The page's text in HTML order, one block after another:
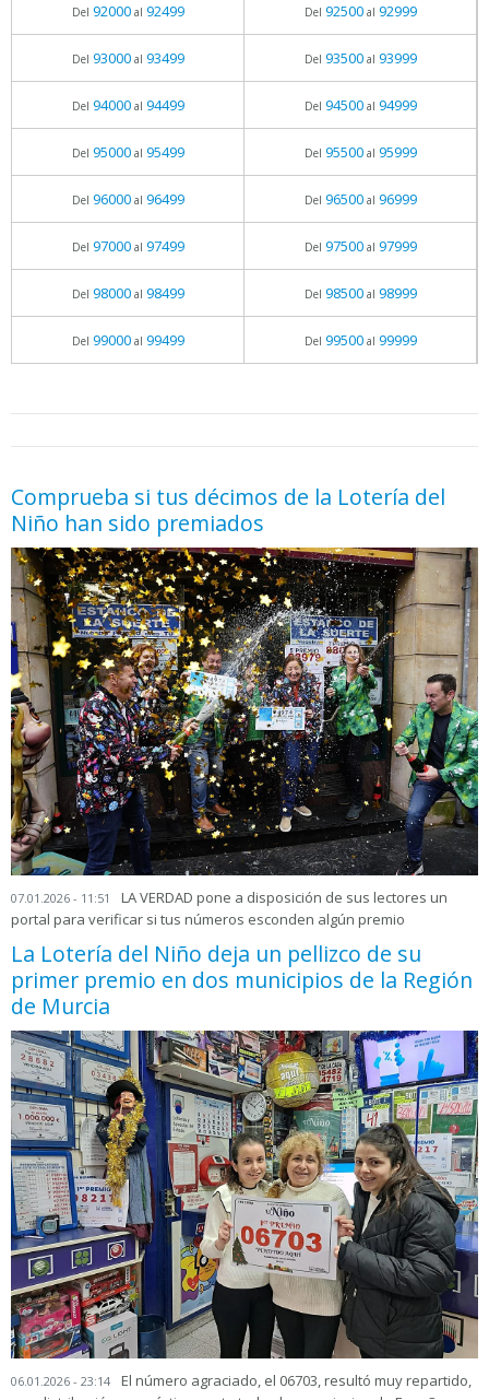
Del 92000al 92499 Del 92500al 92999
Del 93000al 93499 Del 93500al 93999
Del 94000al 94499 Del 94500al 94999
Del 95000al 95499 Del 95500al 95999
Del 96000al 96499 Del 96500al 96999
Del 97000al 97499 Del 97500al 97999
Del 98000al 98499 Del 98500al 98999
Del 99000al 99499 Del 99500al 99999
Comprueba si tus décimos de la Lotería del
Niño han sido premiados
07.01.2026 - 11:51
LA VERDAD pone a disposición de sus lectores un
portal para verificar si tus números esconden algún premio
La Lotería del Niño deja un pellizco de su
primer premio en dos municipios de la Región
de Murcia
06.01.2026 - 23:14
El número agraciado, el 06703, resultó muy repartido,